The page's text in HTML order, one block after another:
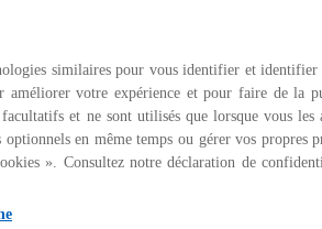
similaires pour vous identifier et identifier
votre expérience et pour faire de la
et ne sont utilisés que lorsque vous les
en même temps ou gérer vos propres
». Consultez notre déclaration de